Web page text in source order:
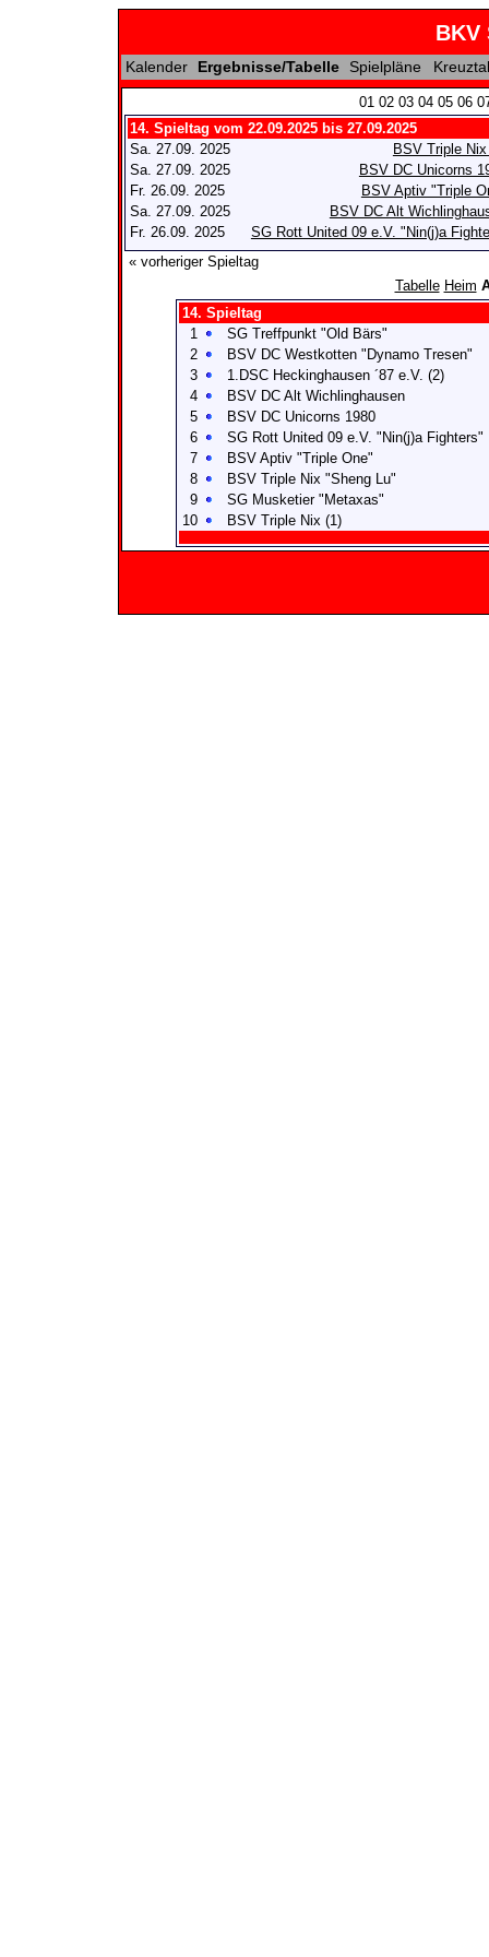
BKV
Kalender Ergebnisse/Tabelle Spielpläne
01 02 03 04 05 06
14. Spieltag vom 22.09.2025 bis 27.09.2025
Sa. 27.09. 2025
BSV Triple Nix
Sa. 27.09. 2025
BSV DC Unicorns
Fr. 26.09. 2025
BSV Aptiv "Triple
Sa. 27.09. 2025
BSV DC Alt
Fr. 26.09. 2025
SG Rott United 09 e.V. "Nin(j)a
« vorheriger Spieltag
Tabelle Heim
14. Spieltag
1
SG Treffpunkt "Old Bärs"
2
BSV DC Westkotten "Dynamo Tresen"
3
1.DSC Heckinghausen ´87 e.V. (2)
4
BSV DC Alt Wichlinghausen
5
BSV DC Unicorns 1980
6
SG Rott United 09 e.V. "Nin(j)a Fighters"
7
BSV Aptiv "Triple One"
8
BSV Triple Nix "Sheng Lu"
9
SG Musketier "Metaxas"
10
BSV Triple Nix (1)